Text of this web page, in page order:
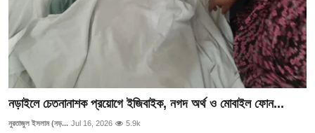
নড়াইলে চেতনানাশক প্রয়োগে ইজিবাইক, নগদ অর্থ ও মোবাইল ফোন...
নুরতাজুল ইসলাম (নড়... Jul 16, 2026 5.9k